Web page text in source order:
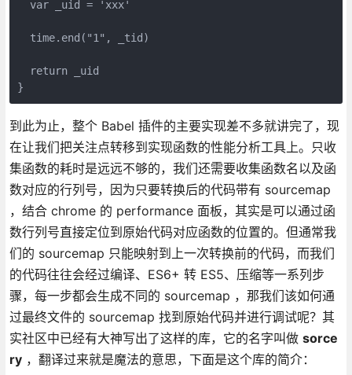
  var _uid = 'xxx'
  time.end("1", _tid)
  return _uid
}
到此为止，整个 Babel 插件的主要实现差不多就讲完了，现
在让我们把关注点转移到实现函数的性能分析工具上。只收
集函数的耗时是远远不够的，我们还需要收集函数名以及函
数对应的行列号，因为只要转换后的代码带有 sourcemap
，结合 chrome 的 performance 面板，其实是可以通过函
数行列号直接定位到原始代码对应函数的位置的。但通常我
们的 sourcemap 只能映射到上一次转换前的代码，而我们
的代码往往会经过编译、ES6+ 转 ES5、压缩等一系列步
骤，每一步都会生成不同的 sourcemap ，那我们该如何通
过最终文件的 sourcemap 找到原始代码并进行调试呢？其
实社区中已经有大神写出了这样的库，它的名字叫做 sorce
ry，翻译过来就是魔法的意思，下面是这个库的简介：